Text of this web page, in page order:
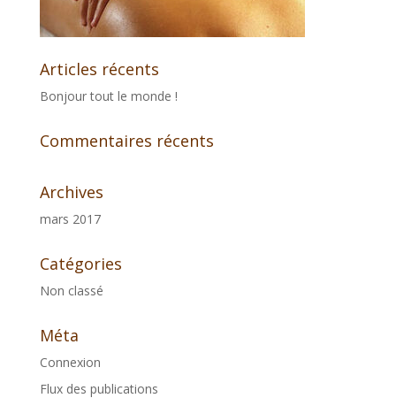
Articles récents
Bonjour tout le monde !
Commentaires récents
Archives
mars 2017
Catégories
Non classé
Méta
Connexion
Flux des publications